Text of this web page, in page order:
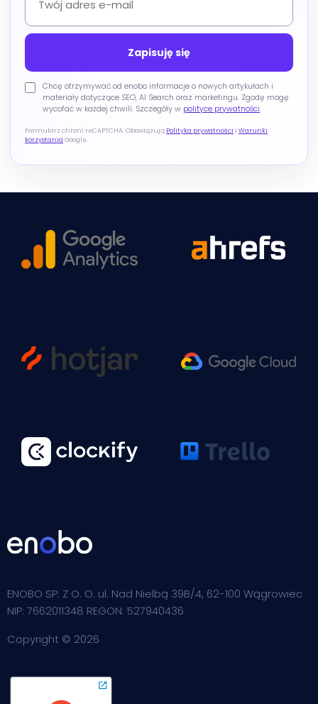
Chcę otrzymywać od enobo informacje o nowych artykułach i
materiały dotyczące SEO, AI Search oraz marketingu. Zgodę mogę
wycofać w każdej chwili. Szczegóły w polityce prywatności.
Formularz chroni reCAPTCHA. Obowiązują Polityka prywatności i Warunki
korzystania Google.
ENOBO SP. Z O. O. ul. Nad Nielbą 39B/4, 62-100 Wągrowiec
NIP: 7662011348 REGON: 527940436
Copyright © 2026